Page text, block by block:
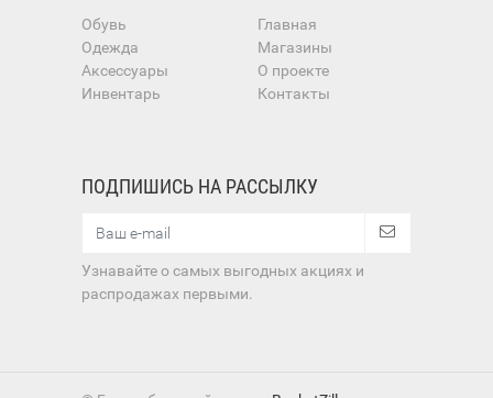
Обувь
Одежда
Аксессуары
Инвентарь
Главная
Магазины
О проекте
Контакты
ПОДПИШИСЬ НА РАССЫЛКУ
Узнавайте о самых выгодных акциях и
распродажах первыми.